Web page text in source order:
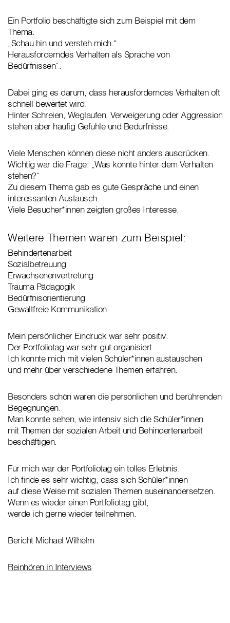
Ein Portfolio beschäftigte sich zum Beispiel mit dem
Thema:
„Schau hin und versteh mich.“
Herausforderndes Verhalten als Sprache von
Bedürfnissen“.
Dabei ging es darum, dass herausforderndes Verhalten oft
schnell bewertet wird.
Hinter Schreien, Weglaufen, Verweigerung oder Aggression
stehen aber häufig Gefühle und Bedürfnisse.
Viele Menschen können diese nicht anders ausdrücken.
Wichtig war die Frage: „Was könnte hinter dem Verhalten
stehen?“
Zu diesem Thema gab es gute Gespräche und einen
interessanten Austausch.
Viele Besucher*innen zeigten großes Interesse.
Weitere Themen waren zum Beispiel:
Behindertenarbeit
Sozialbetreuung
Erwachsenenvertretung
Trauma Pädagogik
Bedürfnisorientierung
Gewaltfreie Kommunikation
Mein persönlicher Eindruck war sehr positiv.
Der Portfoliotag war sehr gut organisiert.
Ich konnte mich mit vielen Schüler*innen austauschen
und mehr über verschiedene Themen erfahren.
Besonders schön waren die persönlichen und berührenden
Begegnungen.
Man konnte sehen, wie intensiv sich die Schüler*innen
mit Themen der sozialen Arbeit und Behindertenarbeit
beschäftigen.
Für mich war der Portfoliotag ein tolles Erlebnis.
Ich finde es sehr wichtig, dass sich Schüler*innen
auf diese Weise mit sozialen Themen auseinandersetzen.
Wenn es wieder einen Portfoliotag gibt,
werde ich gerne wieder teilnehmen.
Bericht Michael Wilhelm
Reinhören in Interviews